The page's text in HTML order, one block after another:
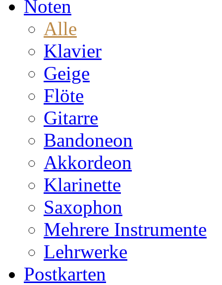
Noten
Alle
Klavier
Geige
Flöte
Gitarre
Bandoneon
Akkordeon
Klarinette
Saxophon
Mehrere Instrumente
Lehrwerke
Postkarten